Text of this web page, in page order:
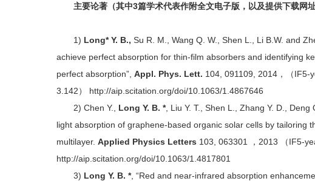
主要论著（其中3篇学术代表作附全文电子版，以及提供下载网址
1) Long* Y. B., Su R. M., Wang Q. W., Shen L., Li B.W. and
achieve perfect absorption for thin-film absorbers and identifying
perfect absorption”, Appl. Phys. Lett. 104, 091109, 2014，（IF5-
3.142） http://aip.scitation.org/doi/10.1063/1.4867646
2) Chen Y., Long Y. B. *, Liu Y. T., Shen L., Zhang Y. D.,
light absorption of graphene-based organic solar cells by tailoring
multilayer. Applied Physics Letters 103, 063301 ，2013 （IF5-
http://aip.scitation.org/doi/10.1063/1.4817801
3) Long Y. B. *, “Red and near-infrared absorption